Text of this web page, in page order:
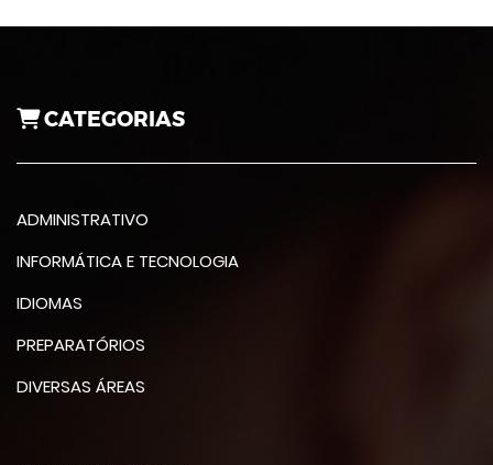
CATEGORIAS
ADMINISTRATIVO
INFORMÁTICA E TECNOLOGIA
IDIOMAS
PREPARATÓRIOS
DIVERSAS ÁREAS